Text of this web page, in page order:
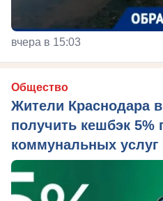
вчера в 15:03
Общество
Жители Краснодара
получить кешбэк 5%
коммунальных услуг